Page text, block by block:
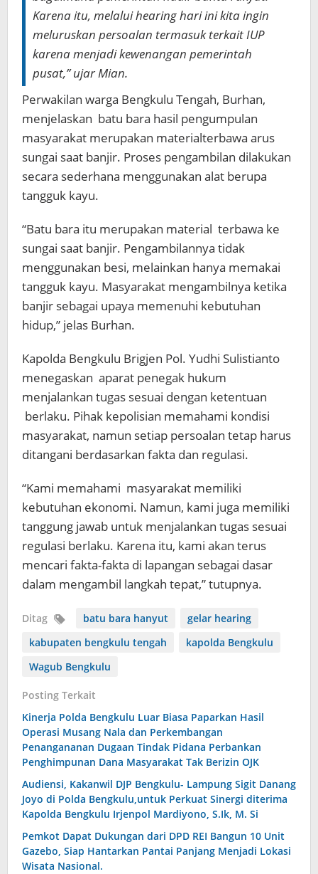
Karena itu, melalui hearing hari ini kita ingin
meluruskan persoalan termasuk terkait IUP
karena menjadi kewenangan pemerintah
pusat,” ujar Mian.
Perwakilan warga Bengkulu Tengah, Burhan,
menjelaskan batu bara hasil pengumpulan
masyarakat merupakan materialterbawa arus
sungai saat banjir. Proses pengambilan dilakukan
secara sederhana menggunakan alat berupa
tangguk kayu.
“Batu bara itu merupakan material terbawa ke
sungai saat banjir. Pengambilannya tidak
menggunakan besi, melainkan hanya memakai
tangguk kayu. Masyarakat mengambilnya ketika
banjir sebagai upaya memenuhi kebutuhan
hidup,” jelas Burhan.
Kapolda Bengkulu Brigjen Pol. Yudhi Sulistianto
menegaskan aparat penegak hukum
menjalankan tugas sesuai dengan ketentuan
berlaku. Pihak kepolisian memahami kondisi
masyarakat, namun setiap persoalan tetap harus
ditangani berdasarkan fakta dan regulasi.
“Kami memahami masyarakat memiliki
kebutuhan ekonomi. Namun, kami juga memiliki
tanggung jawab untuk menjalankan tugas sesuai
regulasi berlaku. Karena itu, kami akan terus
mencari fakta-fakta di lapangan sebagai dasar
dalam mengambil langkah tepat,” tutupnya.
Ditag batu bara hanyut
gelar hearing
kabupaten bengkulu tengah
kapolda Bengkulu
Wagub Bengkulu
Posting Terkait
Kinerja Polda Bengkulu Luar Biasa Paparkan Hasil
Operasi Musang Nala dan Perkembangan
Penangananan Dugaan Tindak Pidana Perbankan
Penghimpunan Dana Masyarakat Tak Berizin OJK
Audiensi, Kakanwil DJP Bengkulu- Lampung Sigit Danang
Joyo di Polda Bengkulu,untuk Perkuat Sinergi diterima
Kapolda Bengkulu Irjenpol Mardiyono, S.Ik, M. Si
Pemkot Dapat Dukungan dari DPD REI Bangun 10 Unit
Gazebo, Siap Hantarkan Pantai Panjang Menjadi Lokasi
Wisata Nasional.